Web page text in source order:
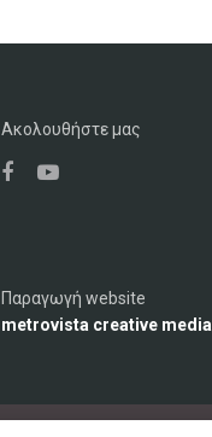
Ακολουθήστε μας
Παραγωγή website
metrovista creative media